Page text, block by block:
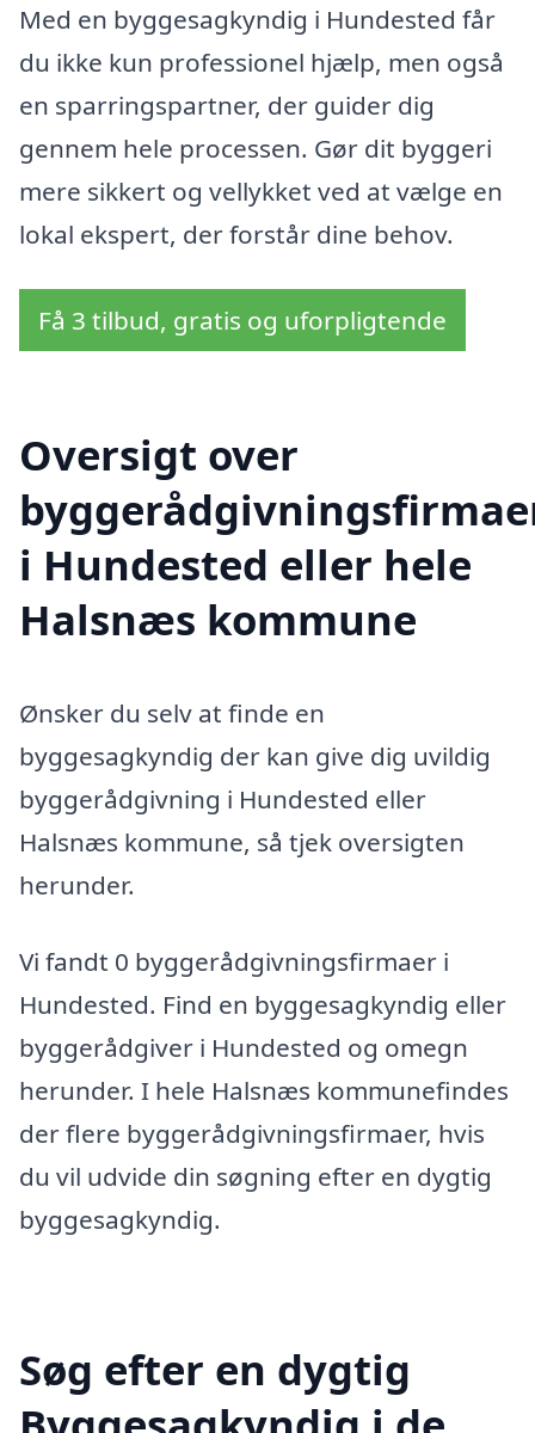
Med en byggesagkyndig i Hundested får
du ikke kun professionel hjælp, men også
en sparringspartner, der guider dig
gennem hele processen. Gør dit byggeri
mere sikkert og vellykket ved at vælge en
lokal ekspert, der forstår dine behov.
Få 3 tilbud, gratis og uforpligtende
Oversigt over
i Hundested eller hele
Halsnæs kommune
Ønsker du selv at finde en
byggesagkyndig der kan give dig uvildig
byggerådgivning i Hundested eller
Halsnæs kommune, så tjek oversigten
herunder.
Vi fandt 0 byggerådgivningsfirmaer i
Hundested. Find en byggesagkyndig eller
byggerådgiver i Hundested og omegn
herunder. I hele Halsnæs kommunefindes
der flere byggerådgivningsfirmaer, hvis
du vil udvide din søgning efter en dygtig
byggesagkyndig.
Søg efter en dygtig